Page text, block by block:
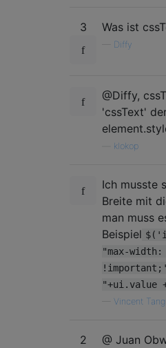
3 Was ist
Diffy
@Diffy,
'cssText'
klokop
Ich musste
Breite mit
man muss
Beispiel
"max-
"+ui.value
Vincent Tang
2
@ Juan